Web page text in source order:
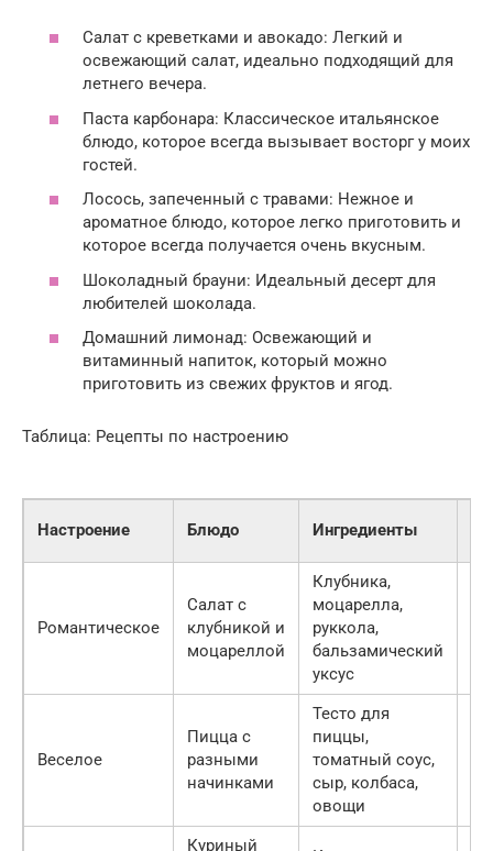
Салат с креветками и авокадо: Легкий и
освежающий салат, идеально подходящий для
летнего вечера.
Паста карбонара: Классическое итальянское
блюдо, которое всегда вызывает восторг у моих
гостей.
Лосось, запеченный с травами: Нежное и
ароматное блюдо, которое легко приготовить и
которое всегда получается очень вкусным.
Шоколадный брауни: Идеальный десерт для
любителей шоколада.
Домашний лимонад: Освежающий и
витаминный напиток, который можно
приготовить из свежих фруктов и ягод.
Таблица: Рецепты по настроению
Настроение Блюдо Ингредиенты
Романтическое
Салат с
клубникой и
моцареллой
Клубника,
моцарелла,
руккола,
бальзамический
уксус
Веселое
Пицца с
разными
начинками
Тесто для
пиццы,
томатный соус,
сыр, колбаса,
овощи
Куриный